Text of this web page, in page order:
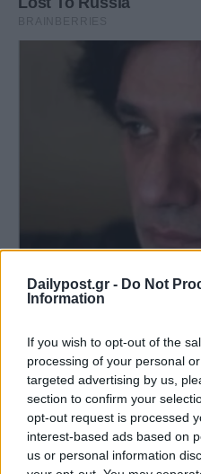
Dailypost.gr - Do Not
Information
If you wish to opt-out of the
processing of your personal
targeted advertising by us,
section to confirm your
opt-out request is processed
interest-based ads based on
us or personal information